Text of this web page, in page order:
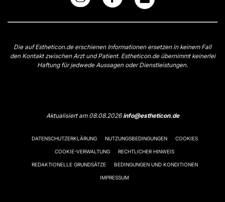
Die auf Estheticon.de erschienen Informationen ersetzen in keinem Fall
den Kontakt zwischen Arzt und Patient. Estheticon.de übernimmt keinerlei
Haftung für jedwede Aussagen oder Dienstleistungen.
Aktualisiert am 08.08.2026info@estheticon.de
DATENSCHUTZERKLÄRUNG NUTZUNGSBEDINGUNGEN COOKIES
COOKIE-VERWALTUNG RECHTLICHER HINWEIS
REDAKTIONELLE GRUNDSÄTZE BEDINGUNGEN UND KONDITIONEN
IMPRESSUM